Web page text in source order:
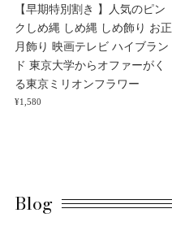
【早期特別割き 】人気のピン
クしめ縄 しめ縄 しめ飾り お正
月飾り 映画テレビ ハイブラン
ド 東京大学からオファーがく
る東京ミリオンフラワー
¥1,580
Blog